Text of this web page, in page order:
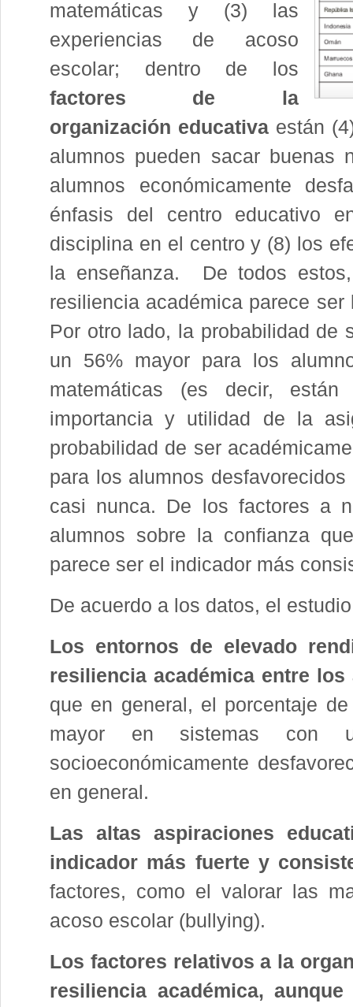
matemáticas y (3) las
experiencias de acoso
escolar; dentro de los
factores de la
organización educativa están
alumnos pueden sacar buenas
alumnos económicamente
énfasis del centro educativo
disciplina en el centro y (8) los
la enseñanza. De todos
resiliencia académica parece
Por otro lado, la probabilidad de
un 56% mayor para los
matemáticas (es decir,
importancia y utilidad de la
probabilidad de ser
para los alumnos
casi nunca. De los factores a
alumnos sobre la confianza
parece ser el indicador más
De acuerdo a los datos, el
Los entornos de elevado
resiliencia académica entre
que en general, el porcentaje
mayor en sistemas con
socioeconómicamente
en general.
Las altas aspiraciones
indicador más fuerte y
factores, como el valorar las
acoso escolar (bullying).
Los factores relativos a la
resiliencia académica,